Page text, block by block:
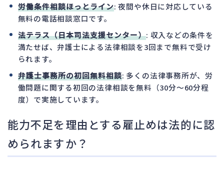
労働条件相談ほっとライン: 夜間や休日に対応している
無料の電話相談窓口です。
法テラス（日本司法支援センター）: 収入などの条件を
満たせば、弁護士による法律相談を3回まで無料で受け
られます。
弁護士事務所の初回無料相談: 多くの法律事務所が、労
働問題に関する初回の法律相談を無料（30分～60分程
度）で実施しています。
能力不足を理由とする雇止めは法的に認
められますか？